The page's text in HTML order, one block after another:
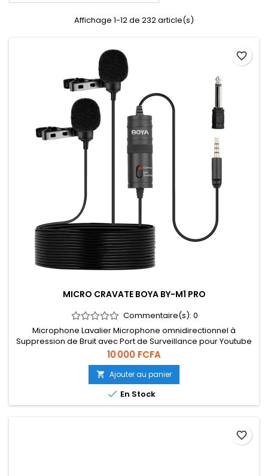
Affichage 1-12 de 232 article(s)
MICRO CRAVATE BOYA BY-M1 PRO
Commentaire(s): 0
Microphone Lavalier Microphone omnidirectionnel à
Suppression de Bruit avec Port de Surveillance pour Youtube
Tiktok Interview Création de Contenu de Diffusion
Prix
10 000 FCFA
 Ajouter au panier
 En Stock
favorite_border
favorite_border